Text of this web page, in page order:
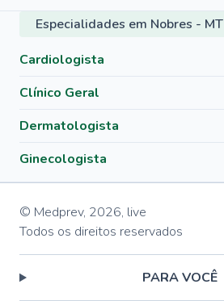
Especialidades em Nobres - MT
Cardiologista
Clínico Geral
Dermatologista
Ginecologista
© Medprev, 2026, live
Todos os direitos reservados
PARA VOCÊ